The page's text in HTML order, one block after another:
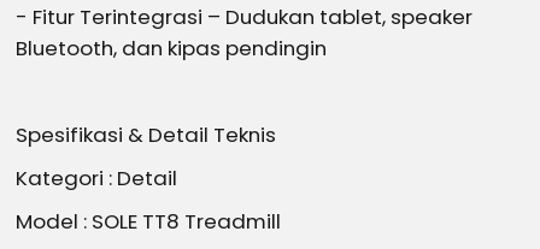
- Fitur Terintegrasi – Dudukan tablet, speaker
Bluetooth, dan kipas pendingin
Spesifikasi & Detail Teknis
Kategori : Detail
Model : SOLE TT8 Treadmill